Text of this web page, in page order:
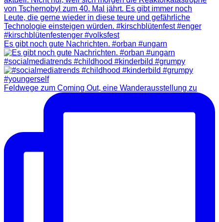
Es gibt noch gute Nachrichten. #orban #ungarn
#socialmediatrends #childhood #kinderbild #grumpy
Feldwege zum Coming Out, eine Wanderausstellung zu